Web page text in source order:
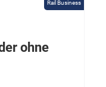
Rail Business
ohne